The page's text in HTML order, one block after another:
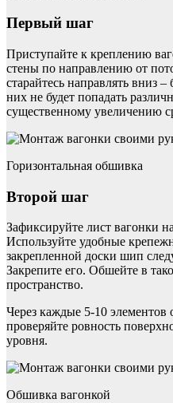
Первый шаг
Приступайте к креплению
стены по направлению от
старайтесь направлять вниз
них не будет попадать
существенному увеличению
Горизонтальная обшивка
Второй шаг
Зафиксируйте лист вагонки
Используйте удобные
закрепленной доски шип
Закрепите его. Обшейте в
пространство.
Через каждые 5-10 элементов
проверяйте ровность
уровня.
Обшивка вагонкой